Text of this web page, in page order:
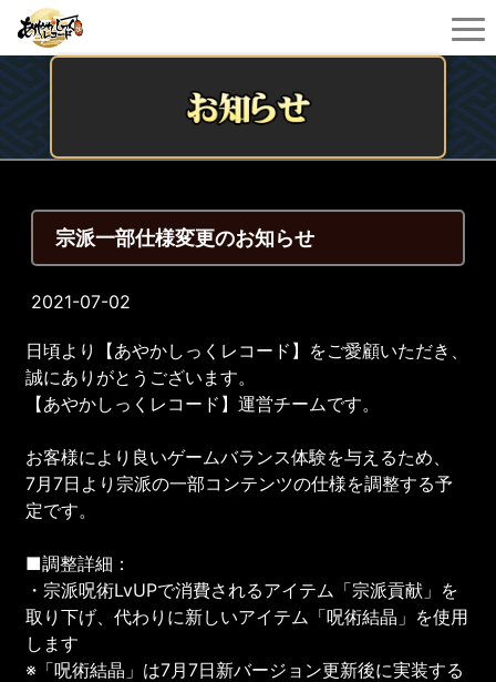
宗派一部仕様変更のお知らせ
2021-07-02
日頃より【あやかしっくレコード】をご愛顧いただき、
誠にありがとうございます。
【あやかしっくレコード】運営チームです。
お客様により良いゲームバランス体験を与えるため、
7月7日より宗派の一部コンテンツの仕様を調整する予
定です。
■調整詳細：
・宗派呪術LvUPで消費されるアイテム「宗派貢献」を
取り下げ、代わりに新しいアイテム「呪術結晶」を使用
します
※「呪術結晶」は7月7日新バージョン更新後に実装する